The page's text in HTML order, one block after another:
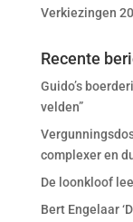
Verkiezingen
Recente
Guido’s
velden”
complexer en
De loonkloof
Bert Engelaar